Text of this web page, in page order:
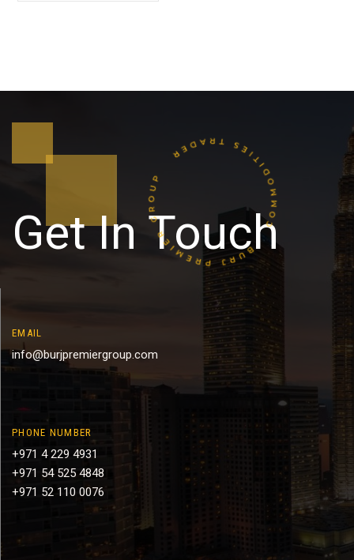
Get In Touch
EMAIL
info@burjpremiergroup.com
PHONE NUMBER
+971 4 229 4931
+971 54 525 4848
+971 52 110 0076